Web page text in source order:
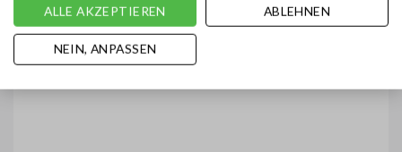
ALLE AKZEPTIEREN ABLEHNEN
NEIN, ANPASSEN